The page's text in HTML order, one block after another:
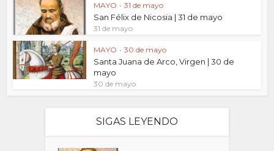
MAYO • 31 de mayo
San Félix de Nicosia | 31 de mayo
31 de mayo
MAYO • 30 de mayo
Santa Juana de Arco, Virgen | 30 de
mayo
30 de mayo
SIGAS LEYENDO